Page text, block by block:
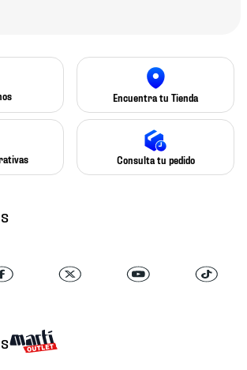
Encuentra tu Tienda
Consulta tu pedido